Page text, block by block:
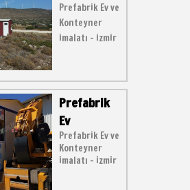
Prefabrik Ev ve
Konteyner
imalatı - izmir
Prefabrik
Ev
Prefabrik Ev ve
Konteyner
imalatı - izmir